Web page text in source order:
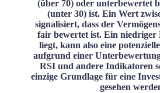
(über 70) oder unterbewertet
(unter 30) ist. Ein Wert
signalisiert, dass der
fair bewertet ist. Ein niedriger
liegt, kann also eine
aufgrund einer
RSI und andere Indikatoren
einzige Grundlage für eine
gesehen